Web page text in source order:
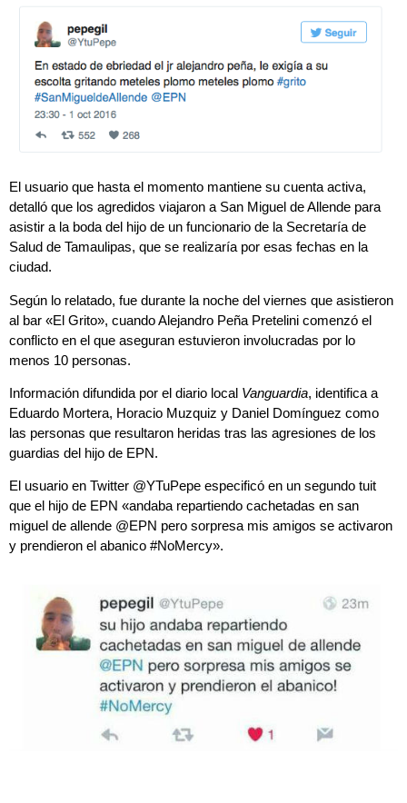
El usuario que hasta el momento mantiene su cuenta activa,
detalló que los agredidos viajaron a San Miguel de Allende para
asistir a la boda del hijo de un funcionario de la Secretaría de
Salud de Tamaulipas, que se realizaría por esas fechas en la
ciudad.
Según lo relatado, fue durante la noche del viernes que asistieron
al bar «El Grito», cuando Alejandro Peña Pretelini comenzó el
conflicto en el que aseguran estuvieron involucradas por lo
menos 10 personas.
Información difundida por el diario local Vanguardia, identifica a
Eduardo Mortera, Horacio Muzquiz y Daniel Domínguez como
las personas que resultaron heridas tras las agresiones de los
guardias del hijo de EPN.
El usuario en Twitter @YTuPepe especificó en un segundo tuit
que el hijo de EPN «andaba repartiendo cachetadas en san
miguel de allende @EPN pero sorpresa mis amigos se activaron
y prendieron el abanico #NoMercy».